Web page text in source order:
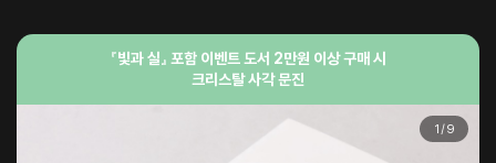
『빛과 실』 포함 이벤트 도서 2만원 이상 구매 시
크리스탈 사각 문진
1 /9